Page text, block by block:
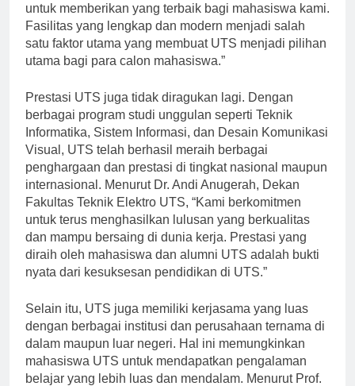
untuk memberikan yang terbaik bagi mahasiswa kami.
Fasilitas yang lengkap dan modern menjadi salah
satu faktor utama yang membuat UTS menjadi pilihan
utama bagi para calon mahasiswa.”
Prestasi UTS juga tidak diragukan lagi. Dengan
berbagai program studi unggulan seperti Teknik
Informatika, Sistem Informasi, dan Desain Komunikasi
Visual, UTS telah berhasil meraih berbagai
penghargaan dan prestasi di tingkat nasional maupun
internasional. Menurut Dr. Andi Anugerah, Dekan
Fakultas Teknik Elektro UTS, “Kami berkomitmen
untuk terus menghasilkan lulusan yang berkualitas
dan mampu bersaing di dunia kerja. Prestasi yang
diraih oleh mahasiswa dan alumni UTS adalah bukti
nyata dari kesuksesan pendidikan di UTS.”
Selain itu, UTS juga memiliki kerjasama yang luas
dengan berbagai institusi dan perusahaan ternama di
dalam maupun luar negeri. Hal ini memungkinkan
mahasiswa UTS untuk mendapatkan pengalaman
belajar yang lebih luas dan mendalam. Menurut Prof.